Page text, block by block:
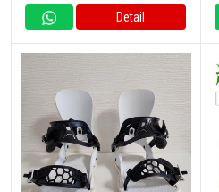
Detail